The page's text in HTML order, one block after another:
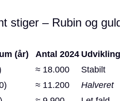
stiger – Rubin og
(år) Antal 2024
≈ 18.000
Stabilt
≈ 11.200
Halveret